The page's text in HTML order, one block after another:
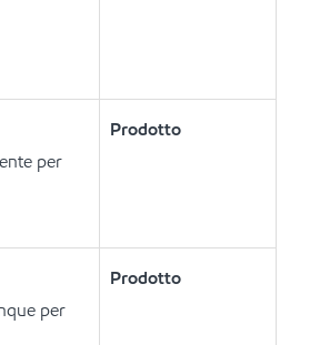
per
Prodotto
per
Prodotto